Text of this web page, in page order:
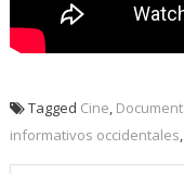
Tagged Cine
informativos occidentales